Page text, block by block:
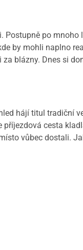
po
by mohli naplno
blázny. Dnes si
hájí titul tradiční
cesta
vůbec dostali.